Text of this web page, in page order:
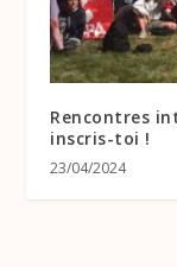
Rencontres
inscris-toi !
23/04/2024